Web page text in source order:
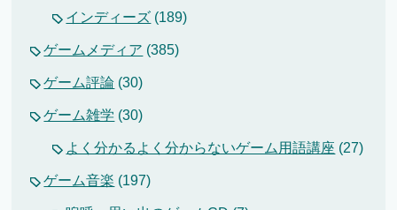
インディーズ (189)
ゲームメディア (385)
ゲーム評論 (30)
ゲーム雑学 (30)
よく分かるよく分からないゲーム用語講座 (27)
ゲーム音楽 (197)